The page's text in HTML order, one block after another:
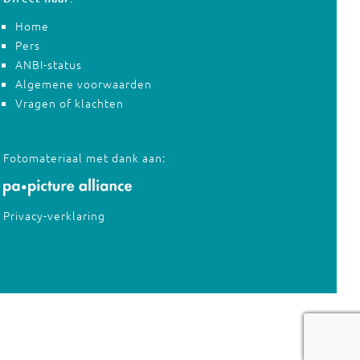
Home
Pers
ANBI-status
Algemene voorwaarden
Vragen of klachten
Fotomateriaal met dank aan:
Privacy-verklaring